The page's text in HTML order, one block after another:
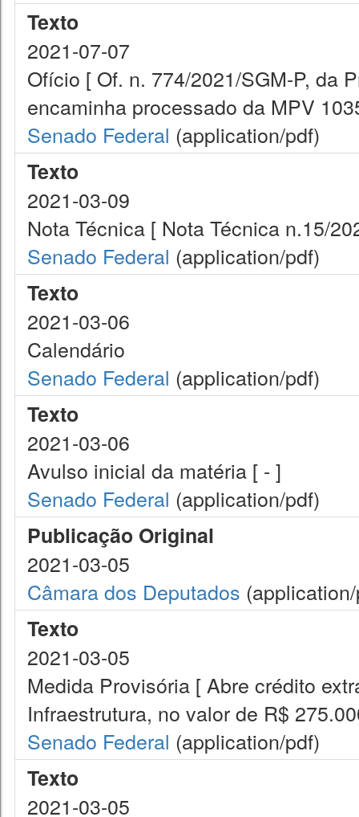
Texto
2021-07-07
Ofício [ Of. n. 774/2021/SGM-P, da
encaminha processado da MPV
Senado Federal (application/pdf)
Texto
2021-03-09
Nota Técnica [ Nota Técnica n.15/
Senado Federal (application/pdf)
Texto
2021-03-06
Calendário
Senado Federal (application/pdf)
Texto
2021-03-06
Avulso inicial da matéria [ - ]
Senado Federal (application/pdf)
Publicação Original
2021-03-05
Câmara dos Deputados
Texto
2021-03-05
Medida Provisória [ Abre crédito
Infraestrutura, no valor de R$
Senado Federal (application/pdf)
Texto
2021-03-05